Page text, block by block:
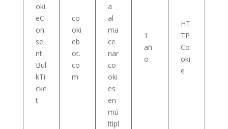
oki
eC
on
se
nt
Bul
kTi
cke
t
co
oki
eb
ot.
co
m
a
al
ma
ce
nar
co
oki
es
en
mú
ltipl
1
añ
o
HT
TP
Co
oki
e